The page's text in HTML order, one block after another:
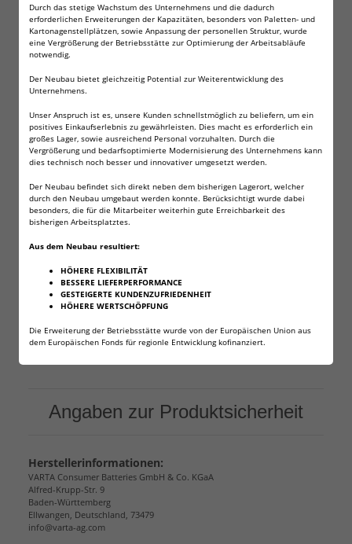
Durch das stetige Wachstum des Unternehmens und die dadurch
erforderlichen Erweiterungen der Kapazitäten, besonders von Paletten- und
Kartonagenstellplätzen, sowie Anpassung der personellen Struktur, wurde
eine Vergrößerung der Betriebsstätte zur Optimierung der Arbeitsabläufe
notwendig.
Der Neubau bietet gleichzeitig Potential zur Weiterentwicklung des
Unternehmens.
Unser Anspruch ist es, unsere Kunden schnellstmöglich zu beliefern, um ein
positives Einkaufserlebnis zu gewährleisten. Dies macht es erforderlich ein
großes Lager, sowie ausreichend Personal vorzuhalten. Durch die
Vergrößerung und bedarfsoptimierte Modernisierung des Unternehmens kann
dies technisch noch besser und innovativer umgesetzt werden.
Der Neubau befindet sich direkt neben dem bisherigen Lagerort, welcher
durch den Neubau umgebaut werden konnte. Berücksichtigt wurde dabei
besonders, die für die Mitarbeiter weiterhin gute Erreichbarkeit des
bisherigen Arbeitsplatztes.
Aus dem Neubau resultiert:
HÖHERE FLEXIBILITÄT
BESSERE LIEFERPERFORMANCE
GESTEIGERTE KUNDENZUFRIEDENHEIT
HÖHERE WERTSCHÖPFUNG
Die Erweiterung der Betriebsstätte wurde von der Europäischen Union aus
dem Europäischen Fonds für regionle Entwicklung kofinanziert.
Diese Lithium Knopfzellen finden z.B. auch Verwendung in:
Vielen PDAs, Motherboards Taschenlampen!
Viele Fahrradtachometern und Pulsuhren, wie den
neuen Sigma oder HAC Modellen!
Vielen Funkschlüsseln diverser Autohersteller, z.B.
VW, Audi, BMW, Ford!
Verwendbar als Sicherungbatterie für Psion-,
Cassiopaia- oder HP Jornada 568-Handheld-
In Blutzucker Messgeräten!
In einigen Taschenrechnern!
Als Memory Protection Device einiger PC-
Motherboards (z.B. HP-Rechner)!
Light Schlüßelanhänger und in diversen Armband-
Uhren!
Natürlich erhalten Sie eine Rechnung mit
Angaben zur Produktsicherheit
Herstellerinformationen:
VARTA Consumer Batteries GmbH & Co. KGaA
Alfred-Krupp-Str. 9
Baden-Württemberg
Ellwangen, Deutschland, 73479
info@varta-ag.com